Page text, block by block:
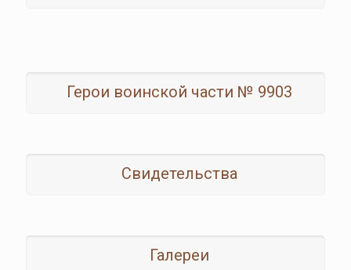
Герои воинской части № 9903
Свидетельства
Галереи